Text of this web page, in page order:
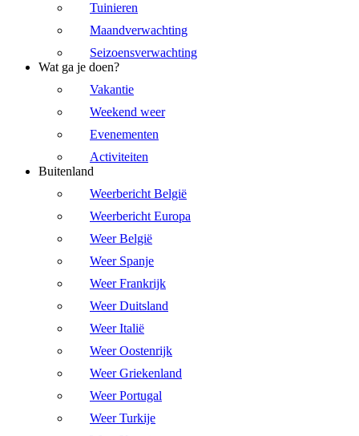
Tuinieren
Maandverwachting
Seizoensverwachting
Wat ga je doen?
Vakantie
Weekend weer
Evenementen
Activiteiten
Buitenland
Weerbericht België
Weerbericht Europa
Weer België
Weer Spanje
Weer Frankrijk
Weer Duitsland
Weer Italië
Weer Oostenrijk
Weer Griekenland
Weer Portugal
Weer Turkije